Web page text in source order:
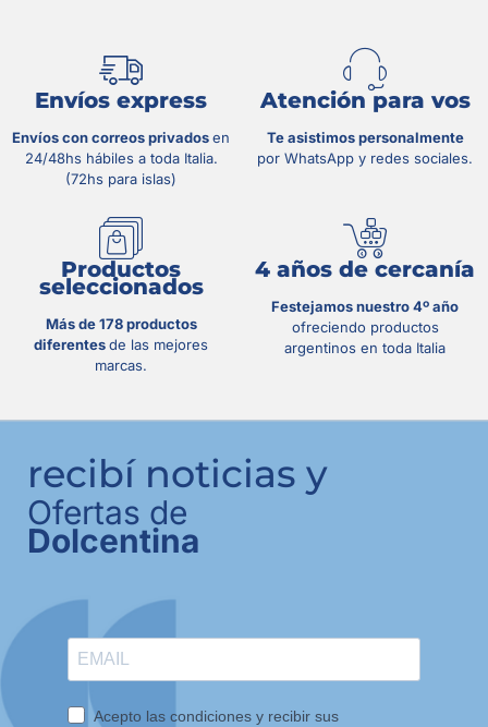
Envíos express
Envíos con correos privadosen
24/48hs hábiles a toda Italia.
(72hs para islas)
Atención para vos
Te asistimos personalmente
por WhatsApp y redes sociales.
Productos
seleccionados
Más de 178 productos
diferentesde las mejores
marcas.
4 años de cercanía
Festejamos nuestro 4º año
ofreciendo productos
argentinos en toda Italia
recibí noticias y
Ofertas de
Dolcentina
Acepto las condiciones y recibir sus